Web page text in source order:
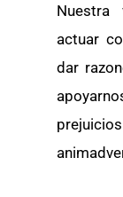
Nuestra
actuar
dar